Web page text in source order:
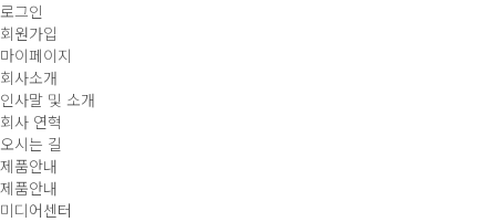
로그인
회원가입
마이페이지
회사소개
인사말 및 소개
회사 연혁
오시는 길
제품안내
제품안내
미디어센터